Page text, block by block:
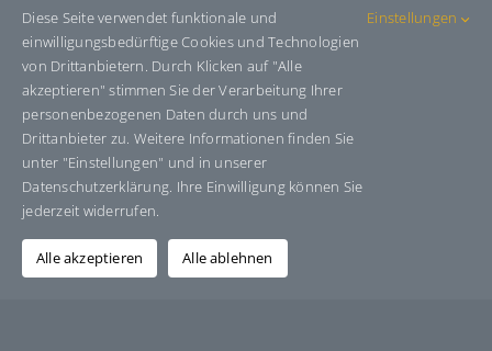
Share This Story, Choose Your
Platform!
Facebook
X BlueskyRedditLinkedInWhatsAppTelegram
E-
Mail
Über den Autor:Grafik-Design-Jutta-Sucker
Diese Seite verwendet funktionale und
einwilligungsbedürftige Cookies und Technologien
von Drittanbietern. Durch Klicken auf "Alle
akzeptieren" stimmen Sie der Verarbeitung Ihrer
personenbezogenen Daten durch uns und
Drittanbieter zu. Weitere Informationen finden Sie
unter "Einstellungen" und in unserer
Datenschutzerklärung. Ihre Einwilligung können Sie
jederzeit widerrufen.
Einstellungen
Alle akzeptieren Alle ablehnen